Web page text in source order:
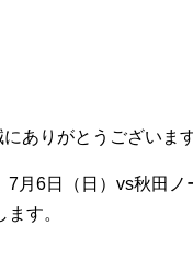
ありがとうございます
月6日（日）vs秋田ノ
す。